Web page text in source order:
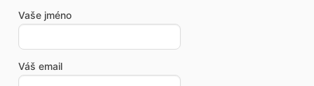
Vaše jméno
Váš email